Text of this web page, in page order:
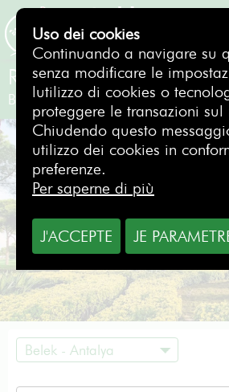
PRENOTAZIONE
Robinson Nobilis Golf
Belek - Antalya-
Belek - Antalya
Uso dei cookies
Continuando a navigare su
senza modificare le
lutilizzo di cookies o
proteggere le transazioni sul
Chiudendo questo
utilizzo dei cookies in
preferenze.
Per saperne di più
J'ACCEPTE JE